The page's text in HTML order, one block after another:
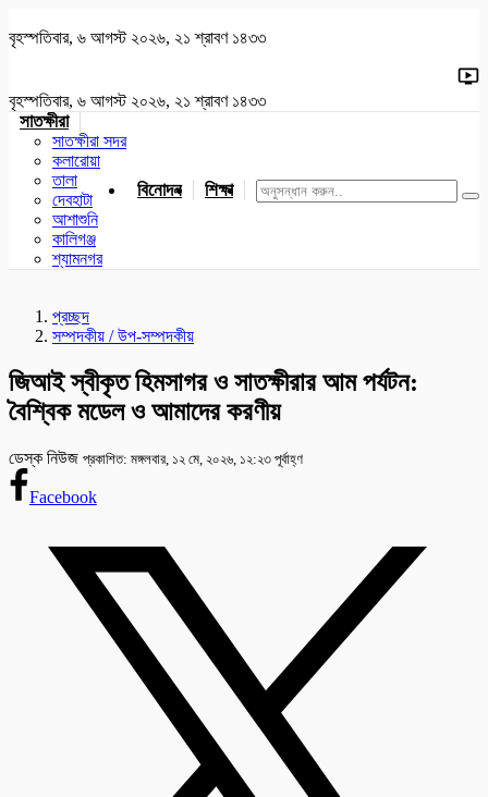
বৃহস্পতিবার, ৬ আগস্ট ২০২৬, ২১ শ্রাবণ ১৪৩৩
বৃহস্পতিবার, ৬ আগস্ট ২০২৬, ২১ শ্রাবণ ১৪৩৩
সাতক্ষীরা
সাতক্ষীরা সদর
কলারোয়া
তালা
দেবহাটা
আশাশুনি
কালিগঞ্জ
শ্যামনগর
বিনোদন শিক্ষা খেলাধুলা জাতীয় যশোর
প্রচ্ছদ
সম্পদকীয় / উপ-সম্পদকীয়
জিআই স্বীকৃত হিমসাগর ও সাতক্ষীরার আম পর্যটন:
বৈশ্বিক মডেল ও আমাদের করণীয়
ডেস্ক নিউজ প্রকাশিত: মঙ্গলবার, ১২ মে, ২০২৬, ১২:২৩ পূর্বাহ্ণ
Facebook